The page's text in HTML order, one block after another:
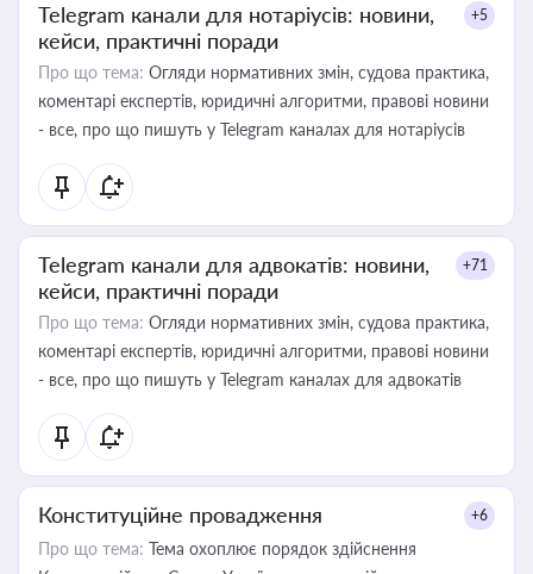
Telegram канали для нотаріусів: новини,
кейси, практичні поради
+5
Про що тема: Огляди нормативних змін, судова практика,
коментарі експертів, юридичні алгоритми, правові новини
- все, про що пишуть у Telegram каналах для нотаріусів
Telegram канали для адвокатів: новини,
кейси, практичні поради
+71
Про що тема: Огляди нормативних змін, судова практика,
коментарі експертів, юридичні алгоритми, правові новини
- все, про що пишуть у Telegram каналах для адвокатів
Конституційне провадження +6
Про що тема: Тема охоплює порядок здійснення